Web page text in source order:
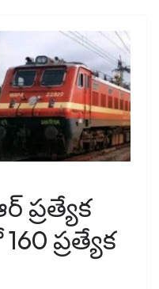
ప్రత్యేక
ప్రత్యేక